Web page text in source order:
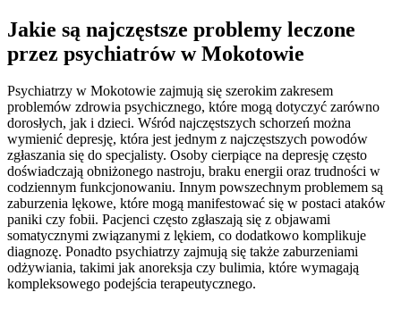
Jakie są najczęstsze problemy leczone
przez psychiatrów w Mokotowie
Psychiatrzy w Mokotowie zajmują się szerokim zakresem
problemów zdrowia psychicznego, które mogą dotyczyć zarówno
dorosłych, jak i dzieci. Wśród najczęstszych schorzeń można
wymienić depresję, która jest jednym z najczęstszych powodów
zgłaszania się do specjalisty. Osoby cierpiące na depresję często
doświadczają obniżonego nastroju, braku energii oraz trudności w
codziennym funkcjonowaniu. Innym powszechnym problemem są
zaburzenia lękowe, które mogą manifestować się w postaci ataków
paniki czy fobii. Pacjenci często zgłaszają się z objawami
somatycznymi związanymi z lękiem, co dodatkowo komplikuje
diagnozę. Ponadto psychiatrzy zajmują się także zaburzeniami
odżywiania, takimi jak anoreksja czy bulimia, które wymagają
kompleksowego podejścia terapeutycznego.